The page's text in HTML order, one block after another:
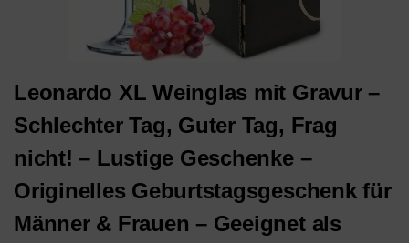
Leonardo XL Weinglas mit Gravur –
Schlechter Tag, Guter Tag, Frag
nicht! – Lustige Geschenke –
Originelles Geburtstagsgeschenk für
Männer & Frauen – Geeignet als